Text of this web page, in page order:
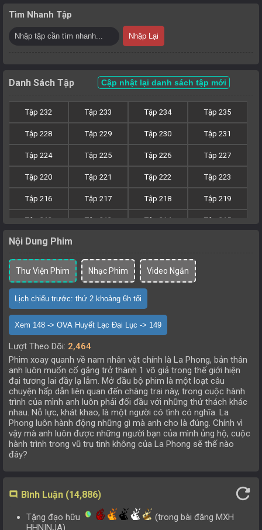
Tìm Nhanh Tập
Nhập Lại
Danh Sách Tập Cập nhật lại danh sách tập mới
Tập 235
Tập 234
Tập 233
Tập 232
Tập 231
Tập 230
Tập 229
Tập 228
Tập 227
Tập 226
Tập 225
Tập 224
Tập 223
Tập 222
Tập 221
Tập 220
Tập 219
Tập 218
Tập 217
Tập 216
Tập 215
Tập 214
Tập 213
Tập 212
Tập 208
Tập 202
Tập 201
Tập 200
Tập 198
Tập 197
Tập 196
Tập 194
Tập 193
Tập 192
Tập 189
Tập 188
Tập 187
Tập 186
Tập 185
Tập 184
Tập 183
Tập 182
Tập 181
Tập 180
Tập 179
Tập 178
Tập 177
Tập 176
Tập 175
Tập 174
Tập 173
Tập 172
Tập 168
Tập 167
Tập 166
Tập 165
Tập 164
Tập 161
Tập 159
Tập 158
Tập 156
Nội Dung Phim
Thư Viện Phim Nhạc Phim Video Ngắn
Lịch chiếu trước: thứ 2 khoảng 6h tối
Xem 148 -> OVA Huyết Lạc Đại Lục -> 149
Lượt Theo Dõi: 2,464
Phim xoay quanh về nam nhân vật chính là La Phong, bản thân
anh luôn muốn cố gắng trở thành 1 võ giả trong thế giới hiện
đại tương lai đầy lạ lẫm. Mở đầu bộ phim là một loạt câu
chuyện hấp dẫn liên quan đến chàng trai này, trong cuộc hành
trình của mình anh luôn phải đối đầu với những thử thách khác
nhau. Nỗ lực, khát khao, là một người có tình có nghĩa. La
Phong luôn hành động những gì mà anh cho là đúng. Chính vì
vậy mà anh luôn được những người bạn của mình ủng hộ, cuộc
hành trình trong vũ trụ tinh không của La Phong sẽ thế nào
đây?
comment Bình Luận (14,886) refresh
Tặng đạo hữu
(trong bài đăng MXH
HHNINJA)